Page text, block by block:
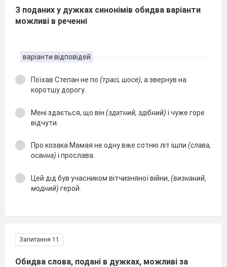
З поданих у дужках синонімів обидва варіанти
можливі в реченні
варіанти відповідей
Поїхав Степан не по (трасі, шосе), а звернув на
коротшу дорогу.
Мені здається, що він (здатний, здібний) і чуже горе
відчути.
Про козака Мамая не одну вже сотню літ ішли (слава,
осанна) і прослава.
Цей дід був учасником вітчизняної війни, (визнаний,
модний) герой.
Запитання 11
Обидва слова, подані в дужках, можливі за